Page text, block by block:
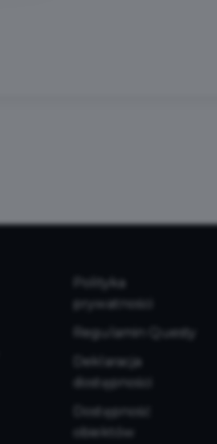
Polityka
prywatności
Regulamin Questy
Deklaracja
dostępności
Dostępność
obiektów